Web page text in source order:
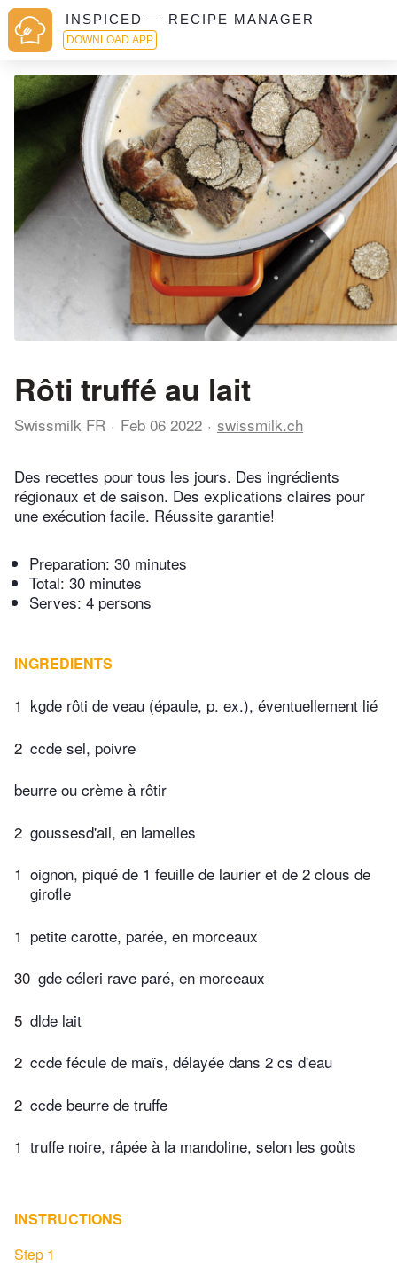
INSPICED — RECIPE MANAGER
DOWNLOAD APP
Rôti truffé au lait
Swissmilk FR Feb 06 2022 swissmilk.ch
Des recettes pour tous les jours. Des ingrédients
régionaux et de saison. Des explications claires pour
une exécution facile. Réussite garantie!
Preparation: 30 minutes
Total: 30 minutes
Serves: 4 persons
INGREDIENTS
1 kgde rôti de veau (épaule, p. ex.), éventuellement lié
2 ccde sel, poivre
beurre ou crème à rôtir
2 goussesd'ail, en lamelles
1 oignon, piqué de 1 feuille de laurier et de 2 clous de
girofle
1 petite carotte, parée, en morceaux
30 gde céleri rave paré, en morceaux
5 dlde lait
2 ccde fécule de maïs, délayée dans 2 cs d'eau
2 ccde beurre de truffe
1 truffe noire, râpée à la mandoline, selon les goûts
INSTRUCTIONS
Step 1